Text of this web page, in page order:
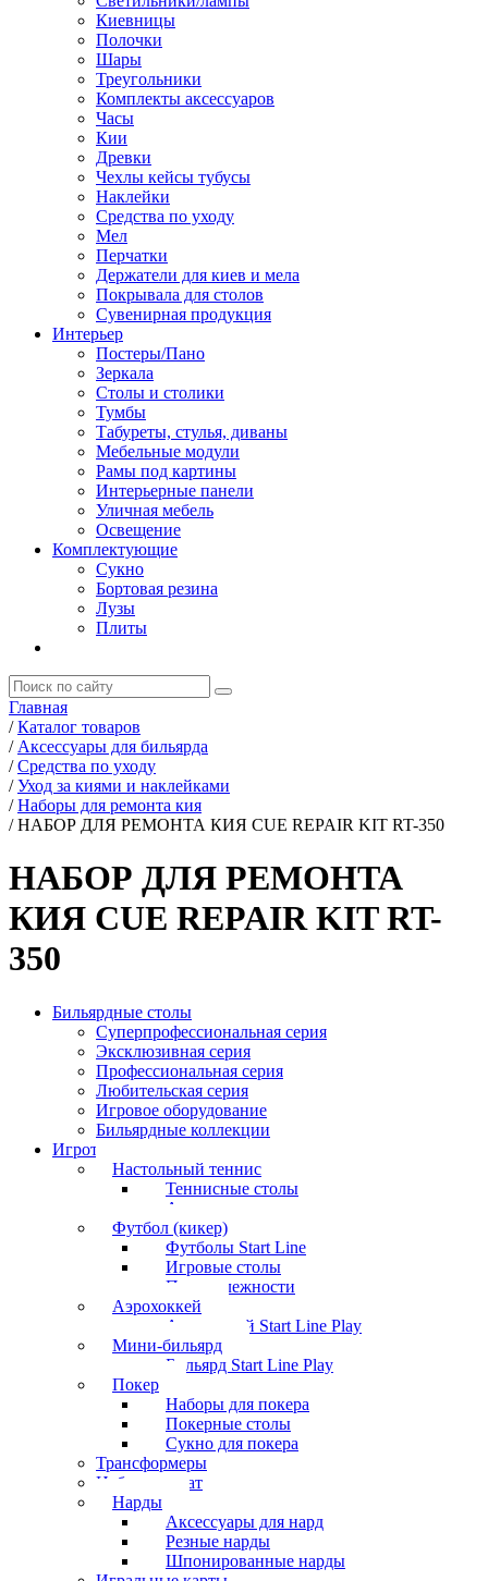
Киевницы
Полочки
Шары
Треугольники
Комплекты аксессуаров
Часы
Кии
Древки
Чехлы кейсы тубусы
Наклейки
Средства по уходу
Мел
Перчатки
Держатели для киев и мела
Покрывала для столов
Сувенирная продукция
Интерьер
Постеры/Пано
Зеркала
Столы и столики
Тумбы
Табуреты, стулья, диваны
Мебельные модули
Рамы под картины
Интерьерные панели
Уличная мебель
Освещение
Комплектующие
Сукно
Бортовая резина
Лузы
Плиты
Главная
/ Каталог товаров
/ Аксессуары для бильярда
/ Средства по уходу
/ Уход за киями и наклейками
/ Наборы для ремонта кия
/ НАБОР ДЛЯ РЕМОНТА КИЯ CUE REPAIR KIT RT-350
НАБОР ДЛЯ РЕМОНТА
КИЯ CUE REPAIR KIT RT-
350
Бильярдные столы
Суперпрофессиональная серия
Эксклюзивная серия
Профессиональная серия
Любительская серия
Игровое оборудование
Бильярдные коллекции
Игротека
Настольный теннис
Теннисные столы
Аксессуары
Футбол (кикер)
Футболы Start Line
Игровые столы
Принадлежности
Аэрохоккей
Аэрохоккей Start Line Play
Мини-бильярд
Бильярд Start Line Play
Покер
Наборы для покера
Покерные столы
Сукно для покера
Трансформеры
Набор шахмат
Нарды
Аксессуары для нард
Резные нарды
Шпонированные нарды